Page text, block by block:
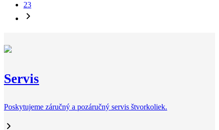
23
Servis
Poskytujeme záručný a pozáručný servis štvorkoliek.